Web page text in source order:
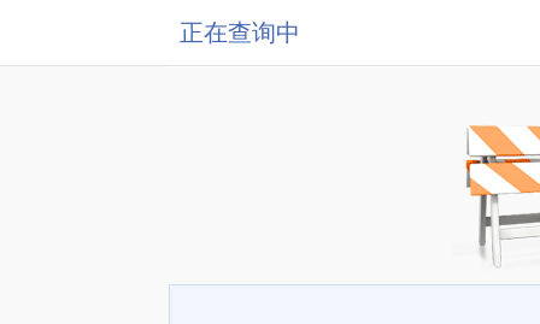
正在查询中